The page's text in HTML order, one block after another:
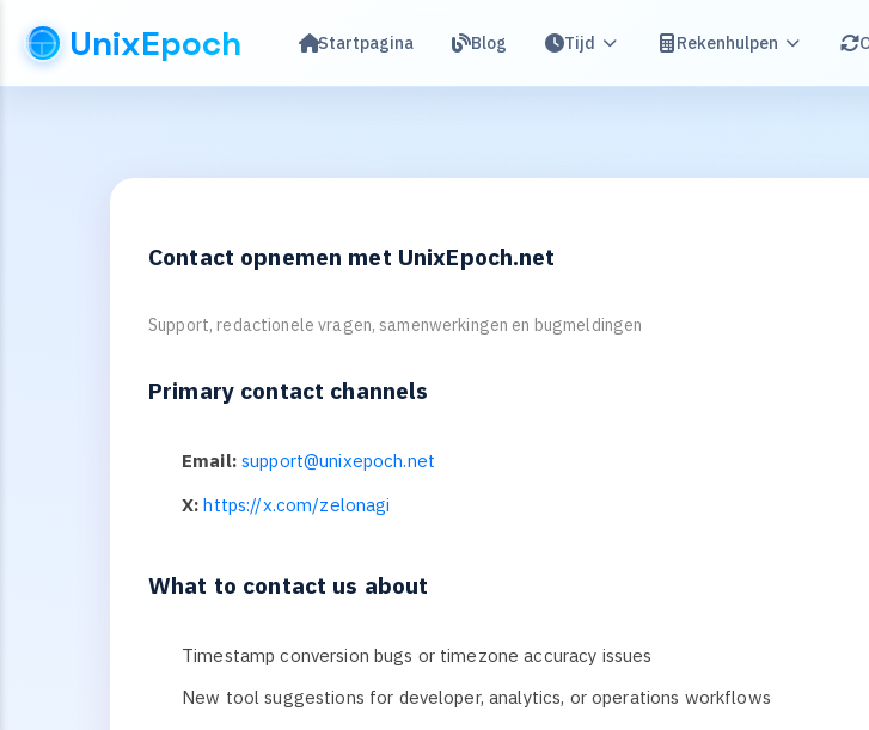
UnixEpoch Startpagina Blog Tijd Rekenhulpen
Contact opnemen met UnixEpoch.net
Support, redactionele vragen, samenwerkingen en bugmeldingen
Primary contact channels
Email: support@unixepoch.net
X: https://x.com/zelonagi
What to contact us about
Timestamp conversion bugs or timezone accuracy issues
New tool suggestions for developer, analytics, or operations workflows